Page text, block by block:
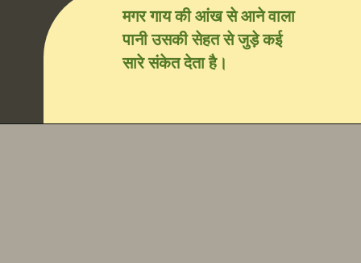
मगर गाय की आंख से आने वाला
पानी उसकी सेहत से जुड़े कई
सारे संकेत देता है।